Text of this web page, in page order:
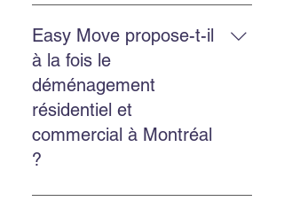
Les clients soulignent une équipe
professionnelle, ponctuelle,
efficace, et des prix raisonnables.
Easy Move propose-t-il
à la fois le
déménagement
résidentiel et
commercial à Montréal
?
Oui. Easy Move offre les deux